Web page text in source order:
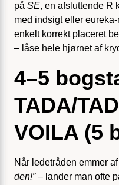
på SE, en afsluttende R
med indsigt eller
enkelt korrekt placeret
– låse hele hjørnet af
4–5
TADA/
VOILA (5
Når ledetråden emmer
den!”– lander man ofte